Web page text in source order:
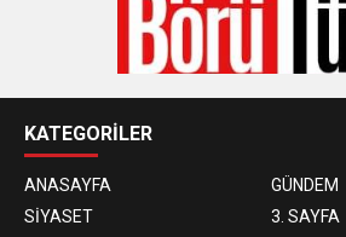
KATEGORİLER
ANASAYFA
GÜNDEM
SİYASET
3. SAYFA